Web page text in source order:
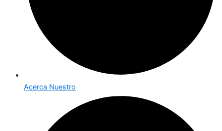
Acerca Nuestro